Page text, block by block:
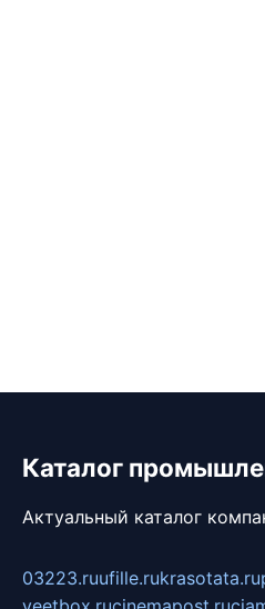
Каталог
Актуальный каталог
03223.ruufille.rukrasotata.ru